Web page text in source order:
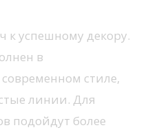
к успешному декору.
в
стиле,
линии. Для
подойдут более